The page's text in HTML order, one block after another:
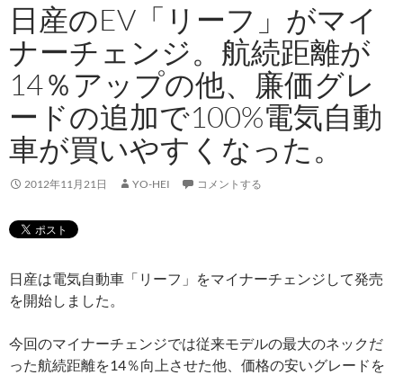
日産のEV「リーフ」がマイ
ナーチェンジ。航続距離が
14％アップの他、廉価グレ
ードの追加で100%電気自動
車が買いやすくなった。
2012年11月21日 YO-HEI コメントする
日産は電気自動車「リーフ」をマイナーチェンジして発売
を開始しました。
今回のマイナーチェンジでは従来モデルの最大のネックだ
った航続距離を14％向上させた他、価格の安いグレードを